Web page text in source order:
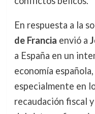
En respuesta a la
de Francia envió a
a España en un
economía española,
especialmente en
recaudación fiscal